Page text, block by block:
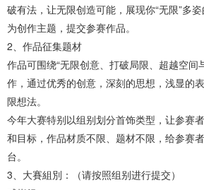
破有法，让无限创造可能，展现你“无限”多姿
为创作主题，提交参赛作品。
2、作品征集题材
作品可围绕“无限创意、打破局限、超越空间
作，通过优秀的创意，深刻的思想，浅显的
限想法。
今年大赛特别以组别划分首饰类型，让参赛
和目标，作品材质不限、题材不限，给参赛
台。
3、大賽組別：（请按照组别进行提交）